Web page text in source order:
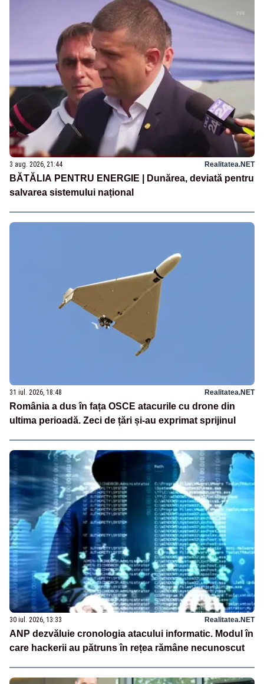
3 aug. 2026, 21:44 Realitatea.NET
BĂTĂLIA PENTRU ENERGIE | Dunărea, deviată pentru
salvarea sistemului național
31 iul. 2026, 18:48 Realitatea.NET
România a dus în fața OSCE atacurile cu drone din
ultima perioadă. Zeci de țări și-au exprimat sprijinul
30 iul. 2026, 13:33 Realitatea.NET
ANP dezvăluie cronologia atacului informatic. Modul în
care hackerii au pătruns în rețea rămâne necunoscut